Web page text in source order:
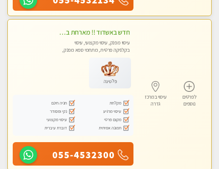
לפרטים
נוספים
עיסוי במרכז
גדרה
חדש באשדוד !! מארחת בדירתי באופן פרטי ודיסקרטי מקום יפה מסודר נקי ואווירה נעימה יחס טוב בבית חםללא מין !!
עיסוי מפנק, עיסוי מקצועי, עיסוי
בקלניקה פרטית, מתחמי ספא מפנק,
פלטינה
מקלחת
חניה חינם
עיסוי מרגיע
נקי ומסודר
מקום פרטי
עיסוי מקצועי
תמונה אמיתית
דוברת עיברית
055-4532300